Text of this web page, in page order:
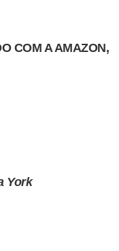
COM A AMAZON,
York